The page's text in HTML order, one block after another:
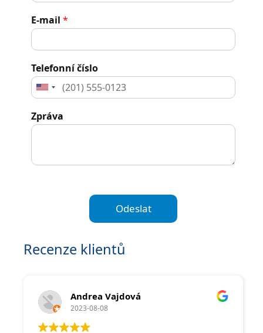
E-mail *
Telefonní číslo
United
+1
Zpráva
Odeslat
Recenze klientů
Andrea Vajdová
2023-08-08